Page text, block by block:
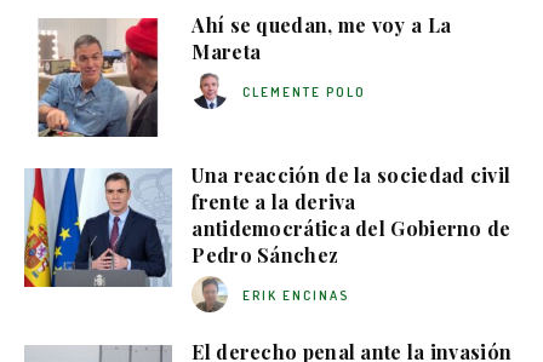
Ahí se quedan, me voy a La
Mareta
CLEMENTE POLO
Una reacción de la sociedad civil
frente a la deriva
antidemocrática del Gobierno de
Pedro Sánchez
ERIK ENCINAS
El derecho penal ante la invasión